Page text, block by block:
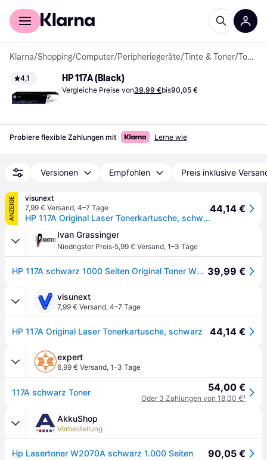
Für Shopper
Klarna/Shopping/Computer/Peripheriegeräte/Tinte & Toner/ Tonerkassetten
4,1 HP 117A (Black)
Vergleiche Preise von39,99 €bis90,05 €
Probiere flexible Zahlungen mit Lerne wie
Versionen Empfohlen Preis inklusive
ANZEIGE
visunext
7,99 € Versand, 4–7 Tage
HP 117A Original Laser Tonerkartusche, schwarz
44,14 €
Ivan Grassinger
Niedrigster Preis·5,99 € Versand, 1–3 Tage
HP 117A schwarz 1000 Seiten Original Toner W2070A 39,99 €
visunext
7,99 € Versand, 4–7 Tage
HP 117A Original Laser Tonerkartusche, schwarz 44,14 €
expert
6,99 € Versand, 1–3 Tage
117A schwarz Toner 54,00 €
Oder 3 Zahlungen von 18,00 €¹
AkkuShop
Vorbestellung
Hp Lasertoner W2070A schwarz 1.000 Seiten 90,05 €